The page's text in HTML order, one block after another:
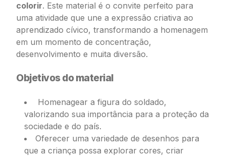
colorir. Este material é o convite perfeito para
uma atividade que une a expressão criativa ao
aprendizado cívico, transformando a homenagem
em um momento de concentração,
desenvolvimento e muita diversão.
Objetivos do material
Homenagear a figura do soldado,
valorizando sua importância para a proteção da
sociedade e do país.
Oferecer uma variedade de desenhos para
que a criança possa explorar cores, criar